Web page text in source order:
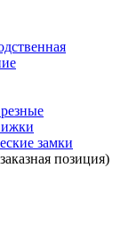
замки
позиция)